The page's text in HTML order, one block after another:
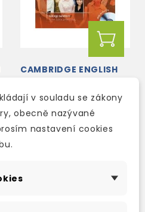
CAMBRIDGE ENGLISH
RESOURCES
INTERMEDIATE - UPPER
INTERMEDIATE
STUDENT'S BOOK
2-4 týdny
770 Kč -15% 655 Kč
v souladu se zákony
obecně nazývané
nastavení cookies